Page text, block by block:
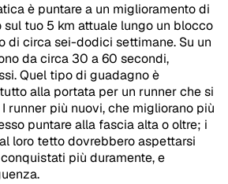
è puntare a un miglioramento di
tuo 5 km attuale lungo un blocco
di circa sei-dodici settimane. Su un
da circa 30 a 60 secondi,
Quel tipo di guadagno è
alla portata per un runner che si
runner più nuovi, che migliorano più
puntare alla fascia alta o oltre; i
loro tetto dovrebbero aspettarsi
più duramente, e